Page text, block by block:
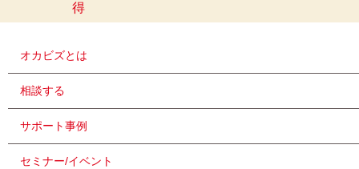
得
オカビズとは
相談する
サポート事例
セミナー/イベント